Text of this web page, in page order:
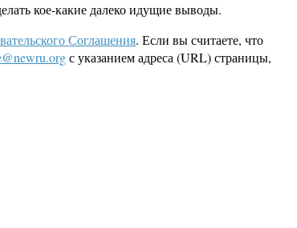
кое-какие далеко идущие выводы.
Соглашения. Если вы считаете, что
с указанием адреса (URL) страницы,